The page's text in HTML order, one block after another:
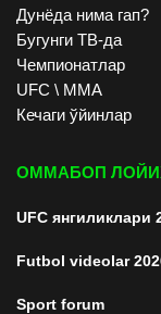
Дунёда нима гап?
Бугунги ТВ-да
Чемпионатлар
UFC \ ММА
Кечаги ўйинлар
ОММАБОП
UFC янгиликлари
Futbol videolar
Sport forum